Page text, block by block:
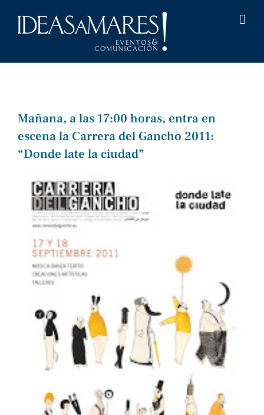
Mañana, a las 17:00 horas, entra en
escena la Carrera del Gancho 2011:
“Donde late la ciudad”
Ver
imagen
más
grande